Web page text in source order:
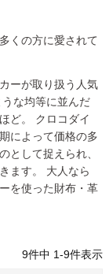
くの方に愛されて
ーが取り扱う人気
な均等に並んだ
ど。 クロコダイ
によって価格の多
として捉えられ、
ます。 大人なら
を使った財布・革
9件中 1-9件表示